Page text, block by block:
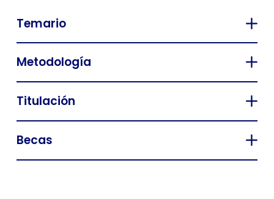
Temario
Metodología
Titulación
Becas